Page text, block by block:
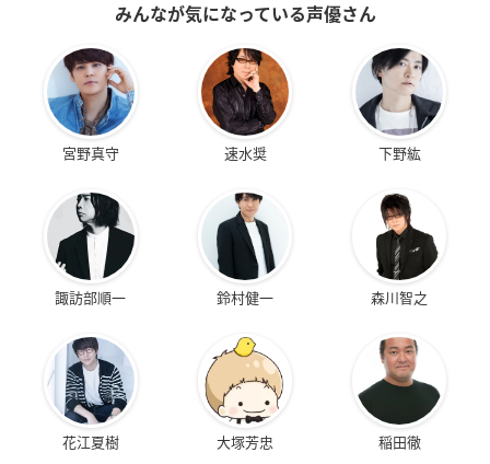
みんなが気になっている声優さん
宮野真守 速水奨 下野紘
諏訪部順一 鈴村健一 森川智之
花江夏樹 大塚芳忠 稲田徹